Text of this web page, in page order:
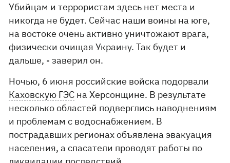
Убийцам и террористам здесь нет места и
никогда не будет. Сейчас наши воины на юге,
на востоке очень активно уничтожают врага,
физически очищая Украину. Так будет и
дальше, - заверил он.
Ночью, 6 июня российские войска подорвали
Каховскую ГЭС на Херсонщине. В результате
несколько областей подверглись наводнениям
и проблемам с водоснабжением. В
пострадавших регионах объявлена эвакуация
населения, а спасатели проводят работы по